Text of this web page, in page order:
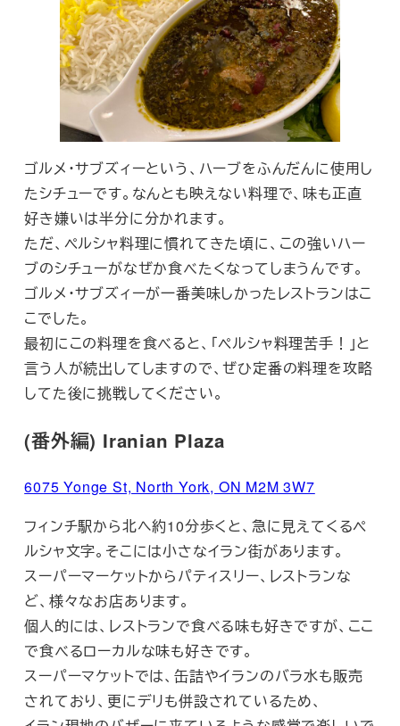
ゴルメ・サブズィーという、ハーブをふんだんに使用し
たシチューです。なんとも映えない料理で、味も正直
好き嫌いは半分に分かれます。
ただ、ペルシャ料理に慣れてきた頃に、この強いハー
ブのシチューがなぜか食べたくなってしまうんです。
ゴルメ・サブズィーが一番美味しかったレストランはこ
こでした。
最初にこの料理を食べると、「ペルシャ料理苦手！」と
言う人が続出してしますので、ぜひ定番の料理を攻略
してた後に挑戦してください。
(番外編) Iranian Plaza
6075 Yonge St, North York, ON M2M 3W7
フィンチ駅から北へ約10分歩くと、急に見えてくるペ
ルシャ文字。そこには小さなイラン街があります。
スーパーマーケットからパティスリー、レストランな
ど、様々なお店あります。
個人的には、レストランで食べる味も好きですが、ここ
で食べるローカルな味も好きです。
スーパーマケットでは、缶詰やイランのバラ水も販売
されており、更にデリも併設されているため、